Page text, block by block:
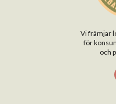
Vi främjar
för
och